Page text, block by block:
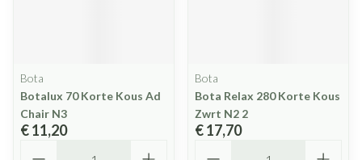
Bota
Botalux 70 Korte Kous Ad
Chair N3
€ 11,20
Bota
Bota Relax 280 Korte Kous
Zwrt N2 2
€ 17,70